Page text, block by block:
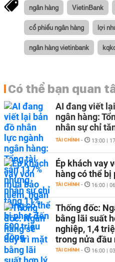
ngân hàng VietinBank
cổ phiếu ngân hàng lợi
ngân hàng vietinbank
Có thể bạn quan
AI đang viết
ngân hàng:
nhân sự chỉ
TÀI CHÍNH - 13:00 |
Ép khách vay
hàng có thể
TÀI CHÍNH - 16:00 |
Thống đốc:
bằng lãi suất
nghiệp, 1,4
trong nửa đầu
TÀI CHÍNH - 16:00 |